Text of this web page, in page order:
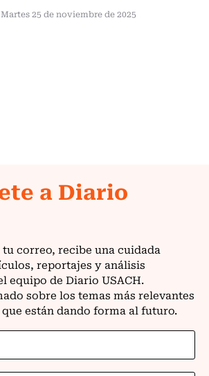
Martes 25 de noviembre de 2025